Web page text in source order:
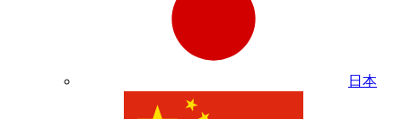
日本